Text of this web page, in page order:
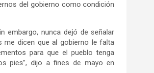
del gobierno como condición
embargo, nunca dejó de señalar
me dicen que al gobierno le falta
para que el pueblo tenga
pies”, dijo a fines de mayo en